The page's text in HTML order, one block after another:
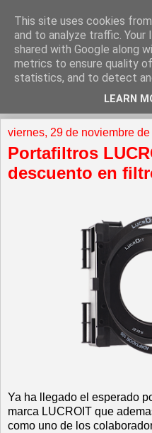
viernes, 29 de noviembre
Portafiltros
descuento en
Ya ha llegado el esperado
marca LUCROIT que
como uno de los
This site uses cookies
and to analyze traffic. Your
shared with Google along
metrics to ensure quality
statistics, and to detect
LEARN